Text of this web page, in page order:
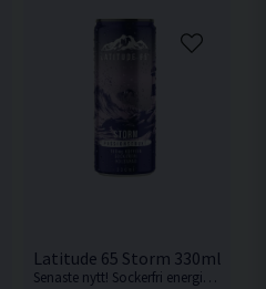
Latitude 65 Storm 330ml
Senaste nytt! Sockerfri energidryck med smak av passionsfrukt.